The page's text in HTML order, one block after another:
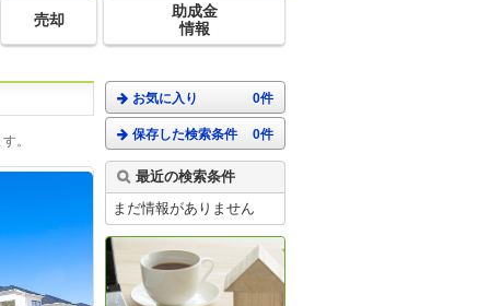
売却
助成金
情報
。
お気に入り 0件
保存した検索条件 0件
最近の検索条件
まだ情報がありません